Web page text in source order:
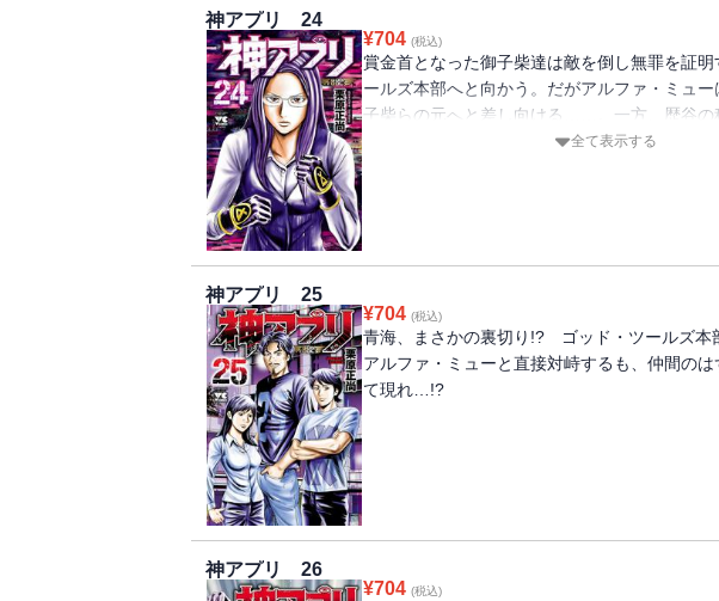
神アプリ 24
¥704 (税込)
賞金首となった御子柴達は敵を倒し無罪を証
ールズ本部へと向かう。だがアルファ・ミュ
子柴らの元へと差し向ける……。一方、歴谷の
「伝説のハンター」美杉はゴッド・ツールズ内
全て表示する
神アプリ 25
¥704 (税込)
青海、まさかの裏切り!? ゴッド・ツールズ本
アルファ・ミューと直接対峙するも、仲間のは
て現れ…!?
神アプリ 26
¥704 (税込)